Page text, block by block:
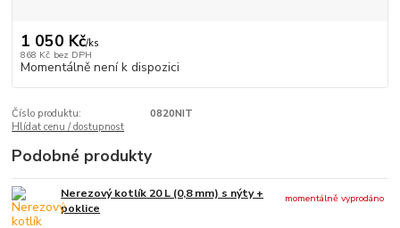
1 050 Kč/ks
868 Kč bez DPH
Momentálně není k dispozici
Číslo produktu:
0820NIT
Hlídat cenu / dostupnost
Podobné produkty
Nerezový kotlík 20 L (0,8 mm) s nýty +
poklice
momentálně vyprodáno